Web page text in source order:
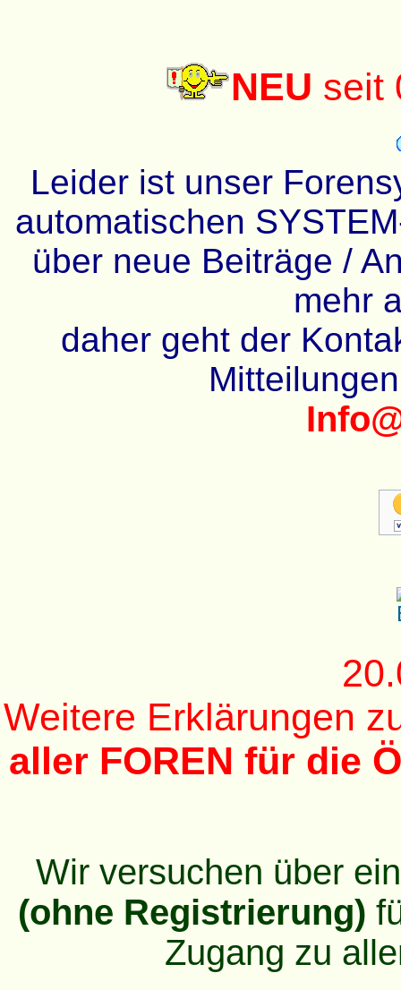
NEU seit
Leider ist unser
automatischen
über neue Beiträge /
mehr
daher geht der
Weitere Erklärungen
aller FOREN für die
Wir versuchen über
(ohne Registrierung)
Zugang zu